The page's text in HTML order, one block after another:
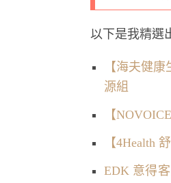
以下是我精選
【海夫健
源組
【
【4Health
EDK 意得